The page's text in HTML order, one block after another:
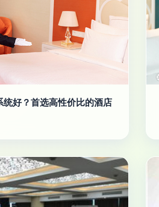
统好？首选高性价比的酒店